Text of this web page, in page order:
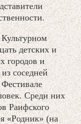
детских и
городов и
соседней
Среди них
Раифского
«Родник» (на